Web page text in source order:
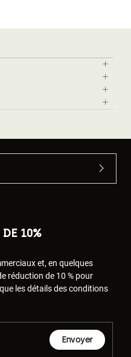
10%
et, en quelques
réduction de 10 % pour
les détails des conditions
Envoyer